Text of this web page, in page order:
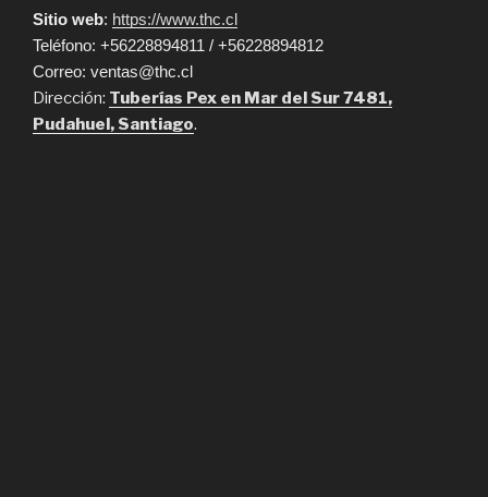
Sitio web: https://www.thc.cl
Teléfono: +56228894811 / +56228894812
Correo: ventas@thc.cl
Dirección: Tuberías Pex en Mar del Sur 7481,
Pudahuel, Santiago.